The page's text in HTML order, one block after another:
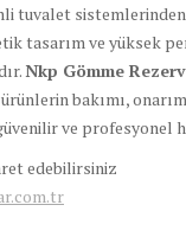
tuvalet
tasarım ve yüksek
Nkp Gömme
bakımı,
ve profesyonel
edebilirsiniz